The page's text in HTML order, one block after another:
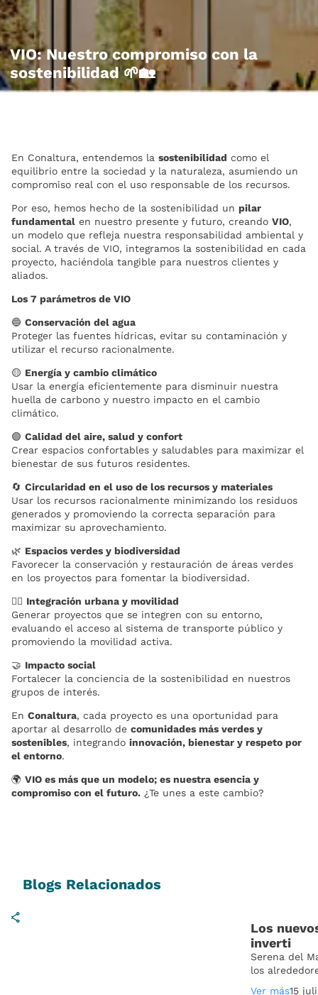
VIO: Nuestro compromiso con la
sostenibilidad 🌱🏡
En Conaltura, entendemos la sostenibilidad como el
equilibrio entre la sociedad y la naturaleza, asumiendo un
compromiso real con el uso responsable de los recursos.
Por eso, hemos hecho de la sostenibilidad un pilar
fundamental en nuestro presente y futuro, creando VIO,
un modelo que refleja nuestra responsabilidad ambiental y
social. A través de VIO, integramos la sostenibilidad en cada
proyecto, haciéndola tangible para nuestros clientes y
aliados.
Los 7 parámetros de VIO
🔵 Conservación del agua
Proteger las fuentes hídricas, evitar su contaminación y
utilizar el recurso racionalmente.
🟡 Energía y cambio climático
Usar la energía eficientemente para disminuir nuestra
huella de carbono y nuestro impacto en el cambio
climático.
🟢 Calidad del aire, salud y confort
Crear espacios confortables y saludables para maximizar el
bienestar de sus futuros residentes.
🔄 Circularidad en el uso de los recursos y materiales
Usar los recursos racionalmente minimizando los residuos
generados y promoviendo la correcta separación para
maximizar su aprovechamiento.
🌿 Espacios verdes y biodiversidad
Favorecer la conservación y restauración de áreas verdes
en los proyectos para fomentar la biodiversidad.
🚶‍♂️ Integración urbana y movilidad
Generar proyectos que se integren con su entorno,
evaluando el acceso al sistema de transporte público y
promoviendo la movilidad activa.
🤝 Impacto social
Fortalecer la conciencia de la sostenibilidad en nuestros
grupos de interés.
En Conaltura, cada proyecto es una oportunidad para
aportar al desarrollo de comunidades más verdes y
sostenibles, integrando innovación, bienestar y respeto por
el entorno.
🌍 VIO es más que un modelo; es nuestra esencia y
compromiso con el futuro. ¿Te unes a este cambio?
Blogs Relacionados
Los
inverti
Serena del
los
Ver más15